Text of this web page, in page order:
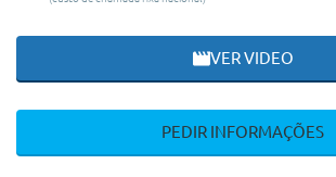
VER VIDEO
PEDIR INFORMAÇÕES